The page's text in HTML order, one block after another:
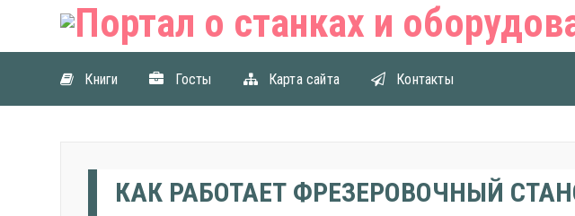
Книги Госты Карта сайта Контакты
КАК РАБОТАЕТ ФРЕЗЕРОВОЧНЫЙ